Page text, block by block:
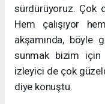
sürdürüyoruz. Çok
Hem çalışıyor
akşamında, böyle
sunmak bizim
izleyici de çok
diye konuştu.